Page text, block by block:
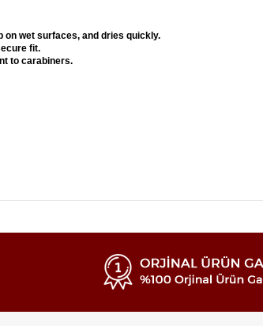
wet surfaces, and dries quickly.
fit.
to carabiners.